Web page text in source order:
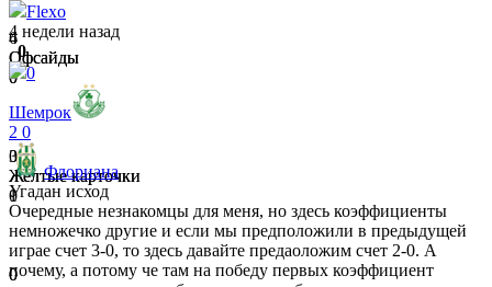
6
Офсайды
0
0
Желтые карточки
0
0
4
Офсайды
0
3
Желтые карточки
1
0
Flexo
4 недели назад
0
0
Шемрок
2 0
Флориана
Угадан исход
Очередные незнакомцы для меня, но здесь коэффициенты
немножечко другие и если мы предположили в предыдущей
играе счет 3-0, то здесь давайте предаоложим счет 2-0. А
почему, а потому че там на победу первых коэффициент